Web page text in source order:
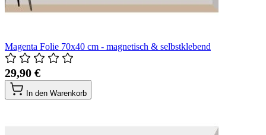
Magenta Folie 70x40 cm - magnetisch & selbstklebend
29,90 €
In den Warenkorb